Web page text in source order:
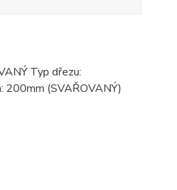
Typ dřezu:
200mm (SVAŘOVANÝ)